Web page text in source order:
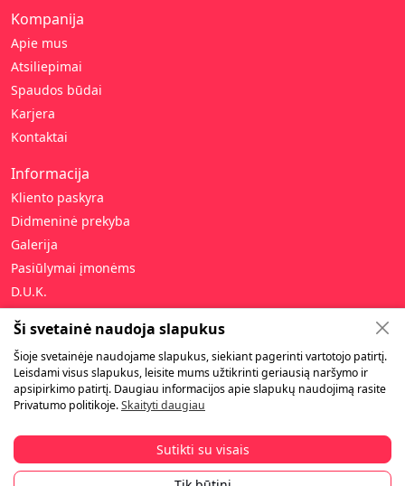
Kompanija
Apie mus
Atsiliepimai
Spaudos būdai
Karjera
Kontaktai
Informacija
Kliento paskyra
Didmeninė prekyba
Galerija
Pasiūlymai įmonėms
D.U.K.
Pagalba
Privatumo politika
Pirkimo taisyklės
Garantija ir gražinimas
Atsiskaitymas
Ši svetainė naudoja slapukus
Šioje svetainėje naudojame slapukus, siekiant pagerinti vartotojo patirtį.
Leisdami visus slapukus, leisite mums užtikrinti geriausią naršymo ir
apsipirkimo patirtį. Daugiau informacijos apie slapukų naudojimą rasite
Privatumo politikoje.Skaityti daugiau
Sutikti su visais